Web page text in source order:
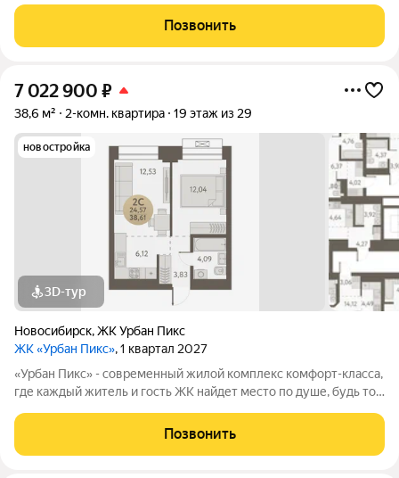
дерева. Дома, объединенные одной концепцией, станут
точкой притяжения,
Позвонить
7 022 900 ₽
38,6 м² 2-комн. квартира 19 этаж из 29
новостройка
3D-тур
Новосибирск,ЖК Урбан Пикс
ЖК «Урбан Пикс», 1 квартал 2027
«Урбан Пикс» - cовременный жилой комплекс комфорт-класса,
где каждый житель и гость ЖК найдет место по душе, будь то
дерева. Дома, объединенные одной концепцией, станут
точкой притяжения,
Позвонить